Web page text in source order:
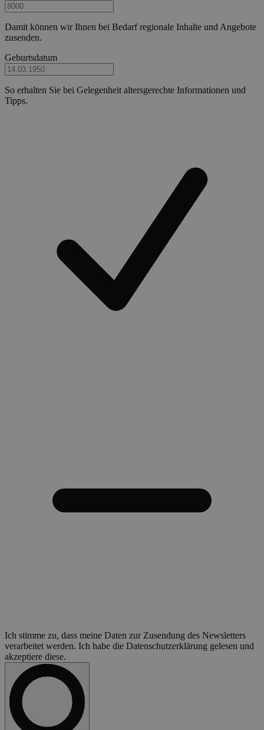
Damit können wir Ihnen bei Bedarf regionale Inhalte und Angebote
zusenden.
Geburtsdatum
So erhalten Sie bei Gelegenheit altersgerechte Informationen und
Tipps.
Ich stimme zu, dass meine Daten zur Zusendung des Newsletters
verarbeitet werden. Ich habe die Datenschutzerklärung gelesen und
akzeptiere diese.